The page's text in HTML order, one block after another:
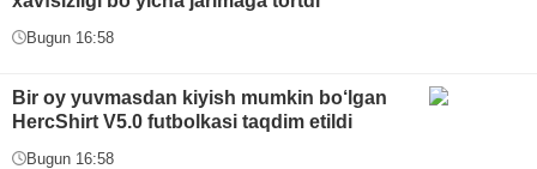
Bugun 16:58
Bir oy yuvmasdan kiyish mumkin bo‘lgan
HercShirt V5.0 futbolkasi taqdim etildi
Bugun 16:58